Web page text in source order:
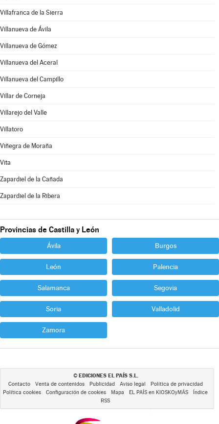
Villafranca de la Sierra
Villanueva de Ávila
Villanueva de Gómez
Villanueva del Aceral
Villanueva del Campillo
Villar de Corneja
Villarejo del Valle
Villatoro
Viñegra de Moraña
Vita
Zapardiel de la Cañada
Zapardiel de la Ribera
Provincias de Castilla y León
Ávila Burgos
León Palencia
Salamanca Segovia
Soria Valladolid
Zamora
© EDICIONES EL PAÍS S.L.
Contacto Venta de contenidos Publicidad Aviso legal
Política de privacidad
Política cookies
Configuración de cookies Mapa EL PAÍS en KIOSKOyMÁS
Índice
RSS